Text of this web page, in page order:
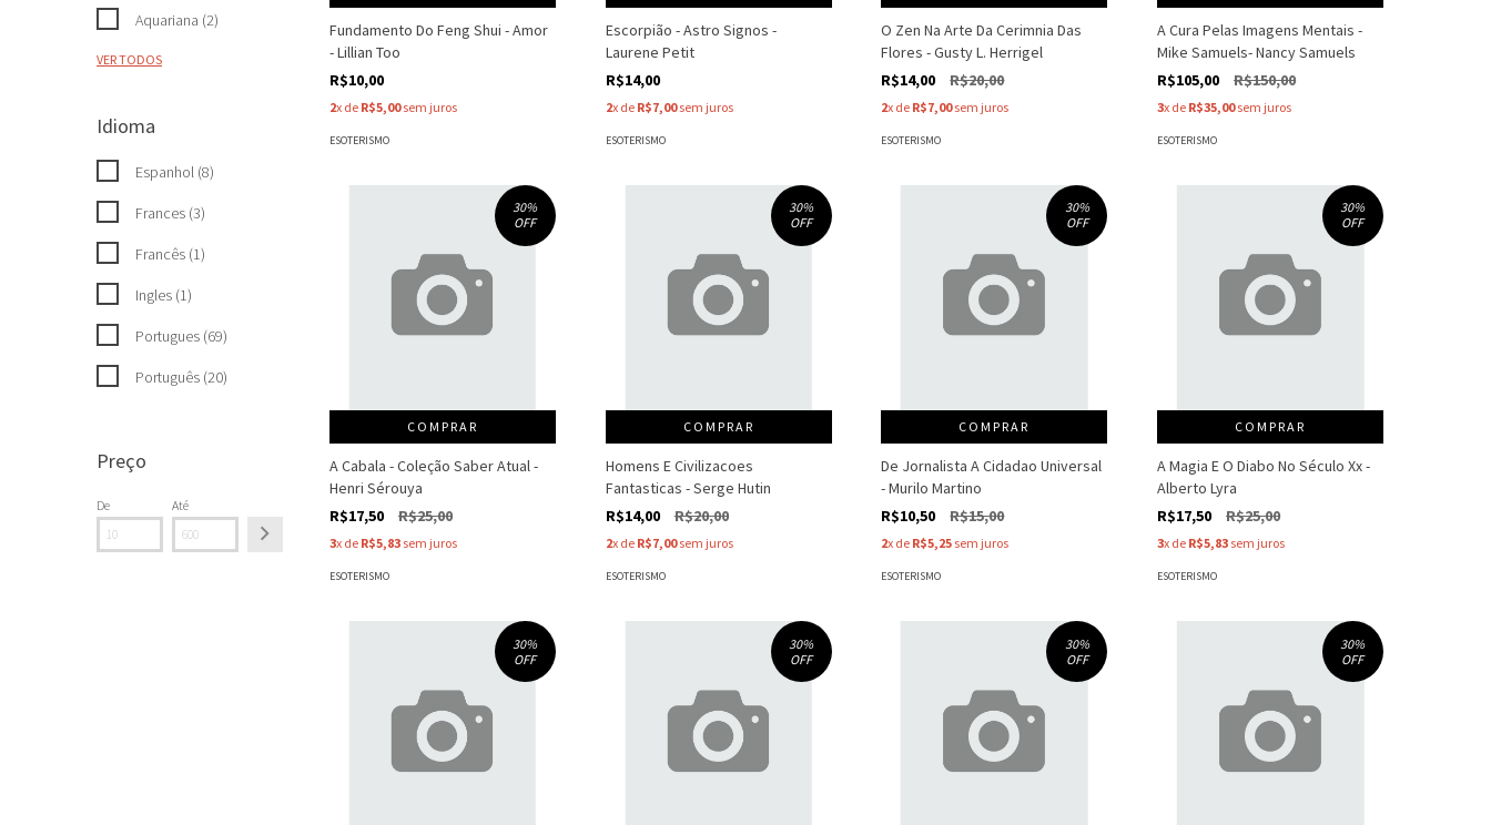
Aquariana (2)
VER TODOS
Idioma
Espanhol (8)
Frances (3)
Francês (1)
Ingles (1)
Portugues (69)
Português (20)
Preço
De Até
Fundamento Do Feng Shui - Amor
- Lillian Too
R$10,00
2x de R$5,00sem juros
ESOTERISMO
Escorpião - Astro Signos -
Laurene Petit
R$14,00
2x de R$7,00sem juros
ESOTERISMO
O Zen Na Arte Da Cerimnia Das
Flores - Gusty L. Herrigel
R$14,00
R$20,00
2x de R$7,00sem juros
ESOTERISMO
A Cura Pelas Imagens Mentais -
Mike Samuels- Nancy Samuels
R$105,00
R$150,00
3x de R$35,00sem juros
ESOTERISMO
30%
OFF
COMPRAR
A Cabala - Coleção Saber Atual -
Henri Sérouya
R$17,50
R$25,00
3x de R$5,83 sem juros
ESOTERISMO
30%
OFF
COMPRAR
Homens E Civilizacoes
Fantasticas - Serge Hutin
R$14,00
R$20,00
2x de R$7,00sem juros
ESOTERISMO
30%
OFF
COMPRAR
De Jornalista A Cidadao Universal
- Murilo Martino
R$10,50
R$15,00
2x de R$5,25 sem juros
ESOTERISMO
30%
OFF
COMPRAR
A Magia E O Diabo No Século Xx -
Alberto Lyra
R$17,50
R$25,00
3x de R$5,83 sem juros
ESOTERISMO
30%
OFF
30%
OFF
30%
OFF
30%
OFF